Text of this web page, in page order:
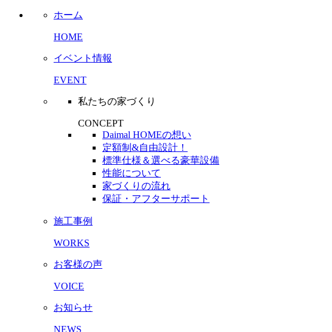
ホーム
HOME
イベント情報
EVENT
私たちの家づくり
CONCEPT
Daimal HOMEの想い
定額制&自由設計！
標準仕様＆選べる豪華設備
性能について
家づくりの流れ
保証・アフターサポート
施工事例
WORKS
お客様の声
VOICE
お知らせ
NEWS